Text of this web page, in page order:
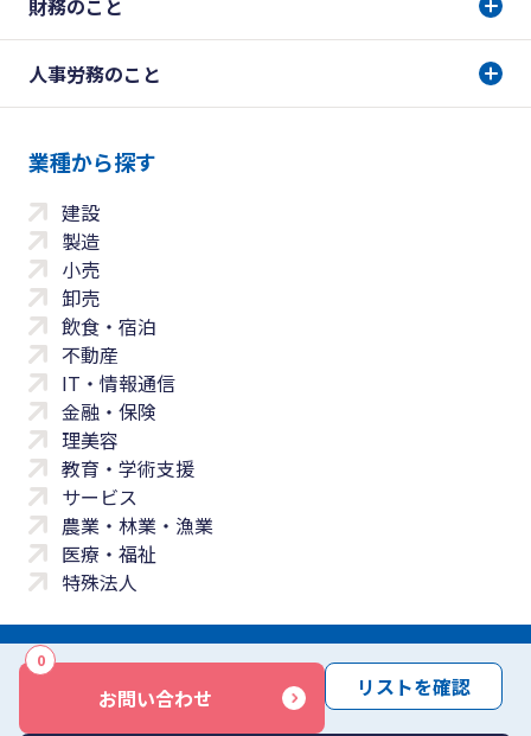
お問い合わせ
0
リストを確認
財務のこと
人事労務のこと
業種から探す
建設
製造
小売
卸売
飲食・宿泊
不動産
IT・情報通信
金融・保険
理美容
教育・学術支援
サービス
農業・林業・漁業
医療・福祉
特殊法人
サイトマップ 免責事項 サービス利用規約
商標について反社会勢力に対する基本方針 お問い合わせ